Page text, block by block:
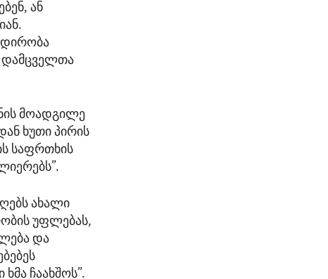
ან
დამცველთა
მოადგილე
ხუთი პირის
საფრთხის
ახალი
უფლებას,
და
ჩაახშოს”.